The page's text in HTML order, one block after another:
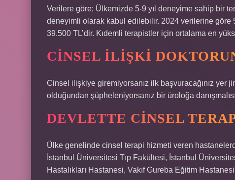
Verilere göre; Ülkemizde 5-9 yıl deneyime sahip bir
deneyimli olarak kabul edilebilir. 2024 verilerine göre
39.500 TL’dir. Kıdemli terapistler için ortalama en
CINSEL ILIŞKI
Cinsel ilişkiye giremiyorsanız ilk başvuracağınız yer
olduğundan şüpheleniyorsanız bir üroloğa
DEVLETTE CINSEL
Ülke genelinde cinsel terapi hizmeti veren
İstanbul Üniversitesi Tıp Fakültesi, İstanbul
Hastalıkları Hastanesi, Vakıf Gureba Eğitim